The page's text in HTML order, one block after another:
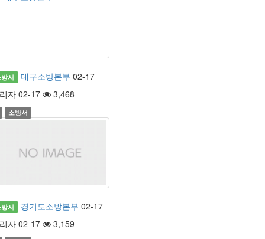
서 대구소방본부 02-17
자 02-17
3,468
소방서
서 경기도소방본부 02-17
자 02-17
3,159